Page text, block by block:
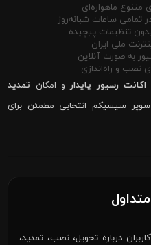
متنوع ماهواره‌ای
تمامی ساعات شبانه‌روز
تنظیمات پیچیده
ملی ایران
به صورت آنلاین
نصب و راه‌اندازی
اکانت رسیور پایدارو امکان تمدید
سیسیکم انتخابی مطمئن برای
درباره تحویل، نصب، تمدید،